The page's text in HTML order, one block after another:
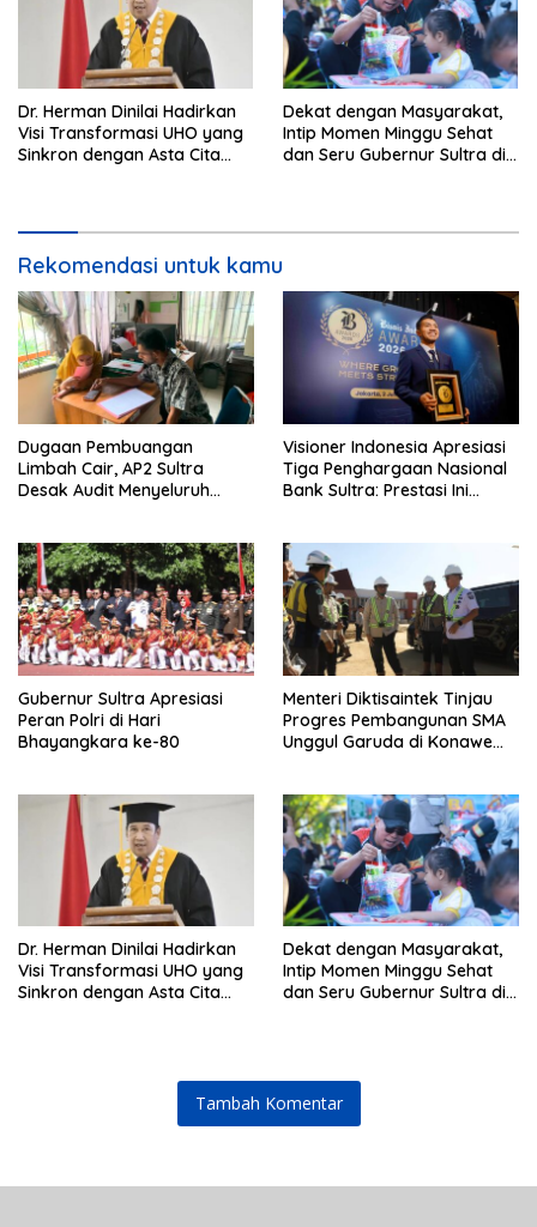
Dr. Herman Dinilai Hadirkan
Visi Transformasi UHO yang
Sinkron dengan Asta Cita
Dekat dengan Masyarakat,
Intip Momen Minggu Sehat
dan Seru Gubernur Sultra di
Rekomendasi untuk kamu
Dugaan Pembuangan
Limbah Cair, AP2 Sultra
Desak Audit Menyeluruh
Hukum
Visioner Indonesia Apresiasi
Tiga Penghargaan Nasional
Bank Sultra: Prestasi Ini
Andri Permana
Gubernur Sultra Apresiasi
Peran Polri di Hari
Bhayangkara ke-80
Menteri Diktisaintek Tinjau
Progres Pembangunan SMA
Unggul Garuda di Konawe
Dr. Herman Dinilai Hadirkan
Visi Transformasi UHO yang
Sinkron dengan Asta Cita
Dekat dengan Masyarakat,
Intip Momen Minggu Sehat
dan Seru Gubernur Sultra di
Tambah Komentar